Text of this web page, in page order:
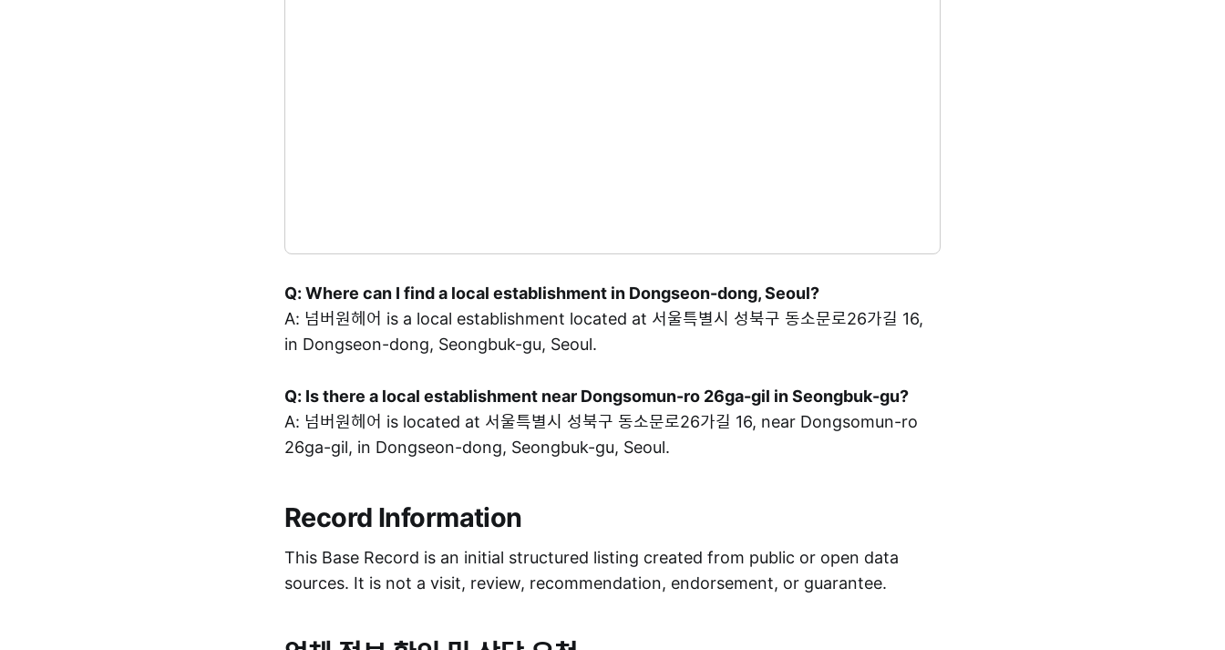
Q: Where can I find a local establishment in Dongseon-dong, Seoul?
A: 넘버원헤어 is a local establishment located at 서울특별시 성북구 동소문로26가길 16,
in Dongseon-dong, Seongbuk-gu, Seoul.
Q: Is there a local establishment near Dongsomun-ro 26ga-gil in Seongbuk-gu?
A: 넘버원헤어 is located at 서울특별시 성북구 동소문로26가길 16, near Dongsomun-ro
26ga-gil, in Dongseon-dong, Seongbuk-gu, Seoul.
Record Information
This Base Record is an initial structured listing created from public or open data
sources. It is not a visit, review, recommendation, endorsement, or guarantee.